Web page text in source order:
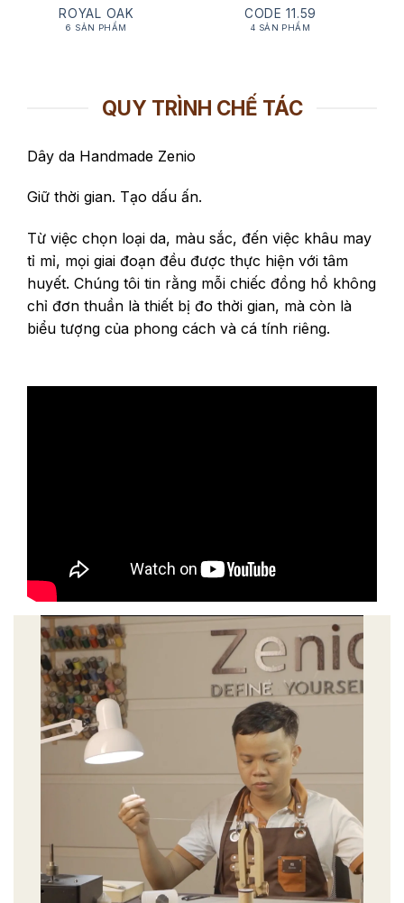
ROYAL OAK
6 SẢN PHẨM
CODE 11.59
4 SẢN PHẨM
QUY TRÌNH CHẾ TÁC
Dây da Handmade Zenio
Giữ thời gian. Tạo dấu ấn.
Từ việc chọn loại da, màu sắc, đến việc khâu may
tỉ mỉ, mọi giai đoạn đều được thực hiện với tâm
huyết. Chúng tôi tin rằng mỗi chiếc đồng hồ không
chỉ đơn thuần là thiết bị đo thời gian, mà còn là
biểu tượng của phong cách và cá tính riêng.